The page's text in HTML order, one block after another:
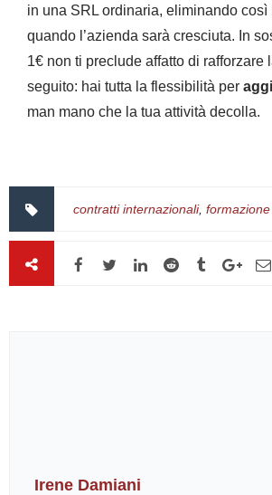
in una SRL ordinaria, eliminando
quando l’azienda sarà cresciuta. In
1€ non ti preclude affatto di rafforzare
seguito: hai tutta la flessibilità per
man mano che la tua attività decolla.
contratti internazionali,
Irene Damiani